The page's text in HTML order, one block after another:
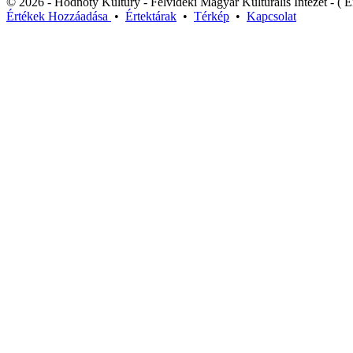
Értékek Hozzáadása • Értektárak • Térkép • Kapcsolat